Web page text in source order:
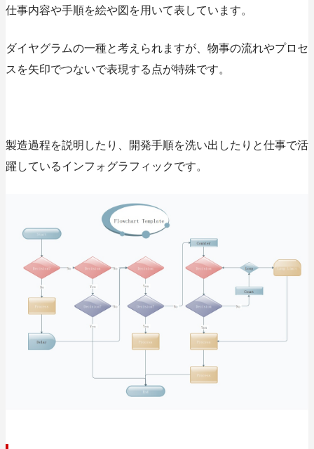
仕事内容や手順を絵や図を用いて表しています。
ダイヤグラムの一種と考えられますが、物事の流れやプロセ
スを矢印でつないで表現する点が特殊です。
製造過程を説明したり、開発手順を洗い出したりと仕事で活
躍しているインフォグラフィックです。